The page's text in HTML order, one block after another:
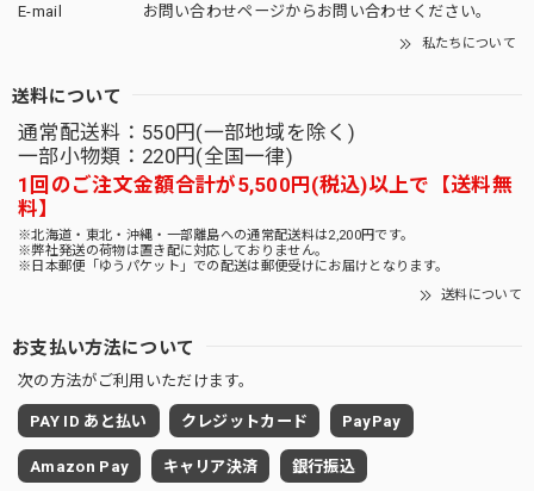
E-mail
お問い合わせページからお問い合わせください。
私たちについて
送料について
通常配送料：550円(一部地域を除く)
一部小物類：220円(全国一律)
1回のご注文金額合計が5,500円(税込)以上で【送料無
料】
※北海道・東北・沖縄・一部離島への通常配送料は2,200円です。
※弊社発送の荷物は置き配に対応しておりません。
※日本郵便「ゆうパケット」での配送は郵便受けにお届けとなります。
送料について
お支払い方法について
次の方法がご利用いただけます。
PAY ID あと払い クレジットカード PayPay
Amazon Pay キャリア決済 銀行振込